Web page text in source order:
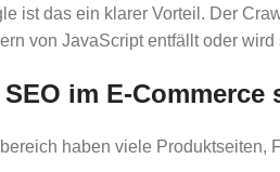
ist das ein klarer Vorteil. Der
von JavaScript entfällt oder wird
im
haben viele